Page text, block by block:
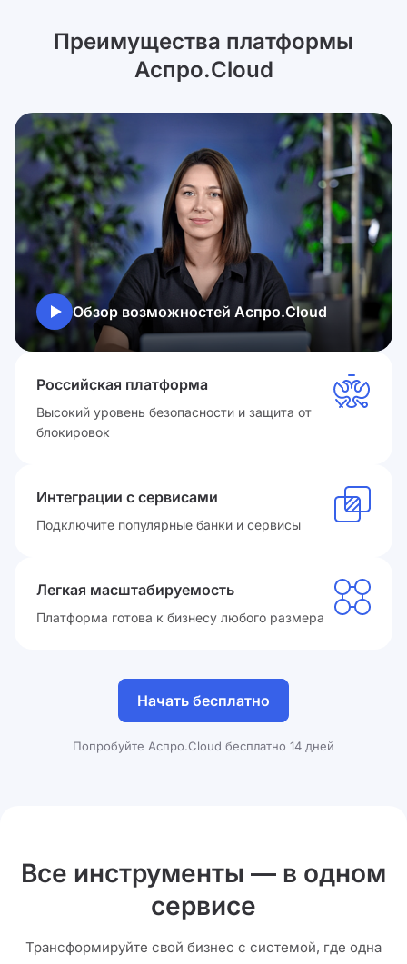
Преимущества платформы
Аспро.Cloud
Обзор возможностей Аспро.Cloud
Российская платформа
Высокий уровень безопасности и защита от
блокировок
Интеграции с сервисами
Подключите популярные банки и сервисы
Легкая масштабируемость
Платформа готова к бизнесу любого размера
Начать бесплатно
Попробуйте Аспро.Cloud бесплатно 14 дней
Все инструменты — в одном
сервисе
Трансформируйте свой бизнес с системой, где одна